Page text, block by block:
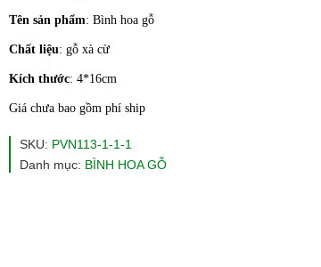
Tên sản phẩm: Bình hoa gỗ
Chất liệu: gỗ xà cừ
Kích thước: 4*16cm
Giá chưa bao gồm phí ship
SKU: PVN113-1-1-1
Danh mục: BÌNH HOA GỖ